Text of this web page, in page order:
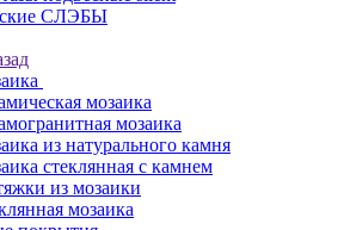
СЛЭБЫ
мозаика
мозаика
из натурального камня
стеклянная с камнем
из мозаики
мозаика